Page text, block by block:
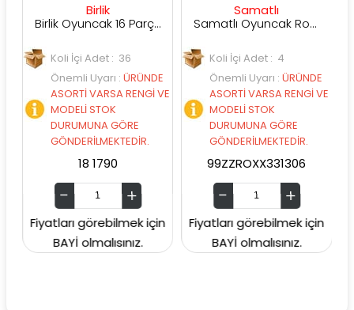
Birlik
Birlik Oyuncak 16 Parça Patlıcanlı Kesilebilen Meyve Sebze
Koli İçi Adet : 36
Önemli Uyarı:ÜRÜNDE
ASORTİ VARSA RENGİ VE
MODELİ STOK
DURUMUNA GÖRE
GÖNDERİLMEKTEDİR.
18 1790
Fiyatları görebilmek için
BAYİ olmalısınız.
Samatlı
Samatlı Oyuncak Roxx Koleksiyon Çantası
Koli İçi Adet : 4
Önemli Uyarı:ÜRÜNDE
ASORTİ VARSA RENGİ VE
MODELİ STOK
DURUMUNA GÖRE
GÖNDERİLMEKTEDİR.
99ZZROXX331306
Fiyatları görebilmek için
BAYİ olmalısınız.